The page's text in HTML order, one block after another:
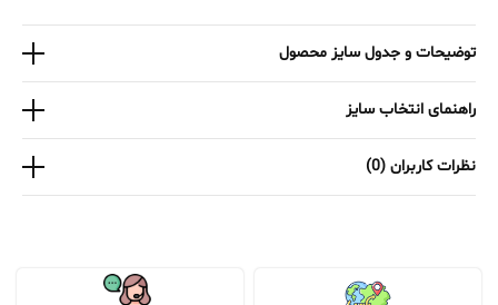
توضیحات و جدول سایز محصول
راهنمای انتخاب سایز
نظرات کاربران (0)